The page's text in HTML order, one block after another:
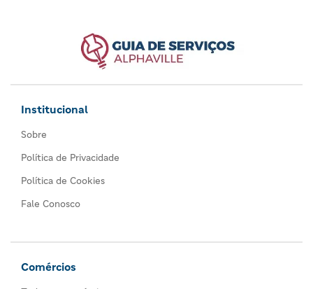
Institucional
Sobre
Política de Privacidade
Política de Cookies
Fale Conosco
Comércios